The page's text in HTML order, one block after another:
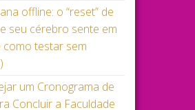
offline: o “reset” de
seu cérebro sente em
testar sem
um Cronograma de
Concluir a Faculdade